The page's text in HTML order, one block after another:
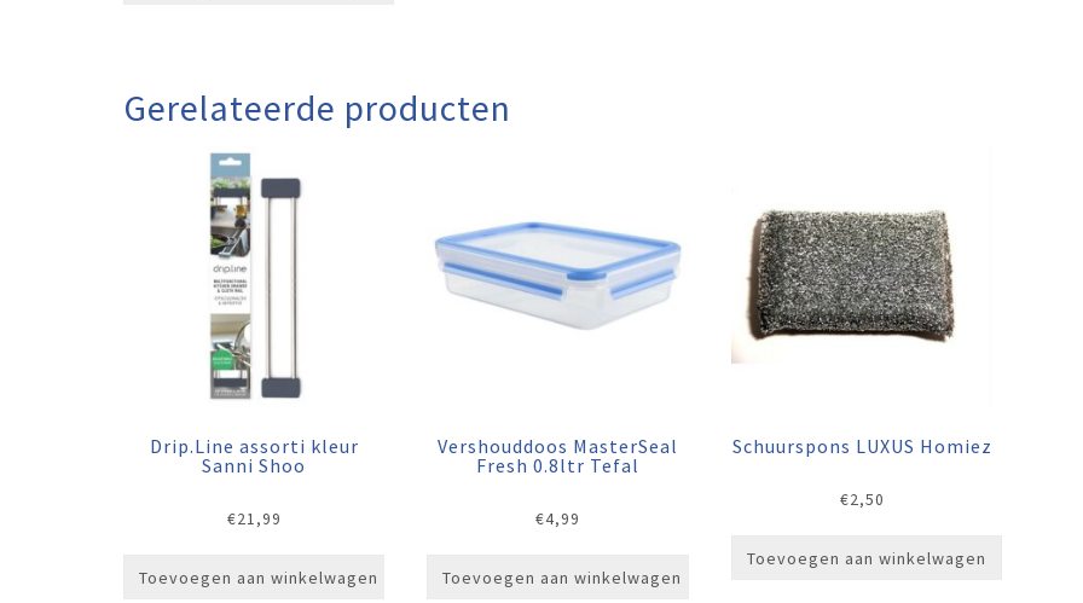
Gerelateerde producten
Drip.Line assorti kleur
Sanni Shoo
€21,99
Toevoegen aan winkelwagen
Vershouddoos MasterSeal
Fresh 0.8ltr Tefal
€4,99
Toevoegen aan winkelwagen
Schuurspons LUXUS Homiez
€2,50
Toevoegen aan winkelwagen